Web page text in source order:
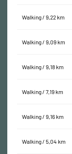
Walking / 9,22 km
Walking / 9,09 km
Walking / 9,18 km
Walking / 7,19 km
Walking / 9,16 km
Walking / 5,04 km